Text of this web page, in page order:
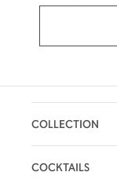
COLLECTION
COCKTAILS